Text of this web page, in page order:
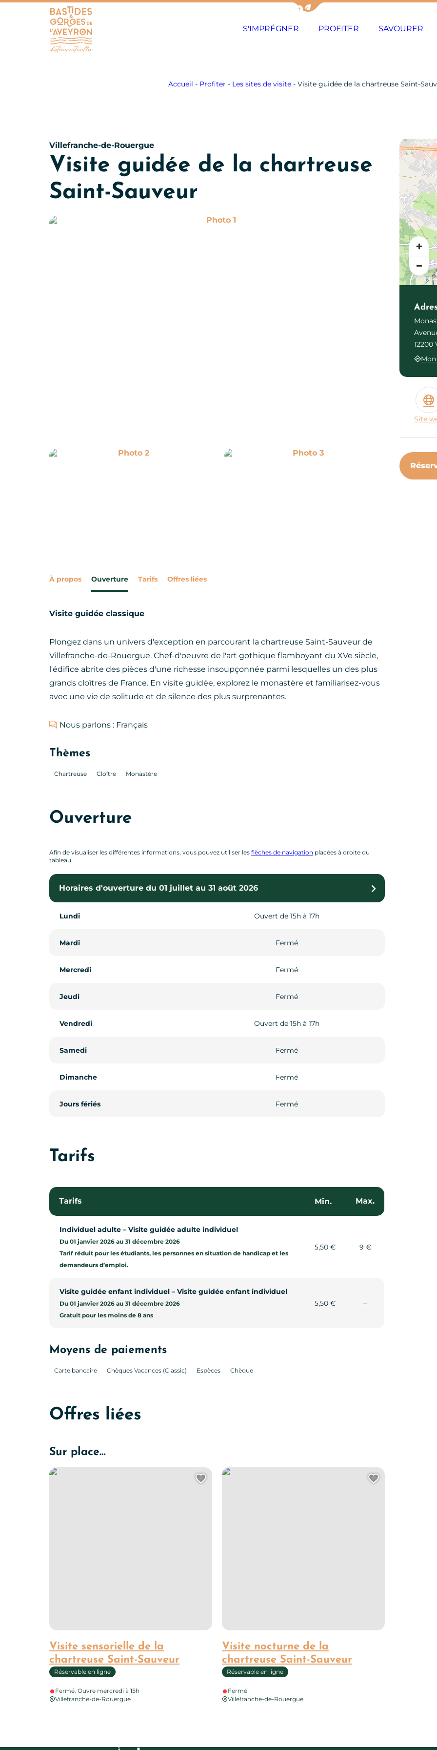
Afficher la barre de navigation du
S'IMPRÉGNER PROFITER SAVOURER
Accueil - Profiter - Les sites de visite - Visite guidée de la chartreuse Saint-
Villefranche-de-Rouergue
Visite guidée de la chartreuse
Saint-Sauveur
Photo 1
Photo 2 Photo 3
À propos Ouverture Tarifs Offres liées
Visite guidée classique
Plongez dans un univers d'exception en parcourant la chartreuse Saint-Sauveur de
Villefranche-de-Rouergue. Chef-d'oeuvre de l'art gothique flamboyant du XVe siècle,
l'édifice abrite des pièces d'une richesse insoupçonnée parmi lesquelles un des plus
grands cloîtres de France. En visite guidée, explorez le monastère et familiarisez-vous
avec une vie de solitude et de silence des plus surprenantes.
Nous parlons : Français
Thèmes
Chartreuse Cloître Monastère
Ouverture
Afin de visualiser les différentes informations, vous pouvez utiliser lesflèches de navigation placées à droite du
tableau.
Horaires d'ouverture du 01 juillet au 31 août 2026
Lundi Ouvert de 15h à 17h
Mardi Fermé
Mercredi Fermé
Jeudi Fermé
Vendredi Ouvert de 15h à 17h
Samedi Fermé
Dimanche Fermé
Jours fériés Fermé
Horaires d'ouverture le 26 octobre 2026
Lundi Ouvert de 15h à 17h
Mardi Fermé
Mercredi Fermé
Jeudi Fermé
Vendredi Fermé
Samedi Fermé
Dimanche Fermé
Jours fériés Fermé
Tarifs
Tarifs Min. Max.
Individuel adulte – Visite guidée adulte individuel
Du 01 janvier 2026 au 31 décembre 2026
Tarif réduit pour les étudiants, les personnes en situation de handicap et les
demandeurs d’emploi.
5,50 € 9 €
Visite guidée enfant individuel – Visite guidée enfant individuel
Du 01 janvier 2026 au 31 décembre 2026
Gratuit pour les moins de 8 ans
5,50 € –Non communiqué
Moyens de paiements
Carte bancaire Chèques Vacances (Classic) Espèces Chèque
Offres liées
Sur place…
Visite sensorielle de la
chartreuse Saint-Sauveur
Réservable en ligne
Fermé. Ouvre mercredi à 15h
Villefranche-de-Rouergue
Visite sensorielle de la chartreuse Saint-Sauveur
Ajouter cette page au carnet de voyage ?
Visite nocturne de la
chartreuse Saint-Sauveur
Réservable en ligne
Fermé
Villefranche-de-Rouergue
Visite nocturne de la chartreuse Saint-Sauveur
Ajouter
12200
Site